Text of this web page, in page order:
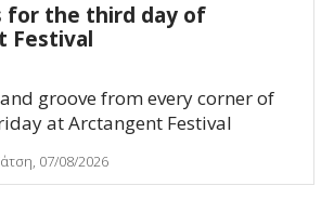
for the third day of
Festival
groove from every corner of
at Arctangent Festival
07/08/2026